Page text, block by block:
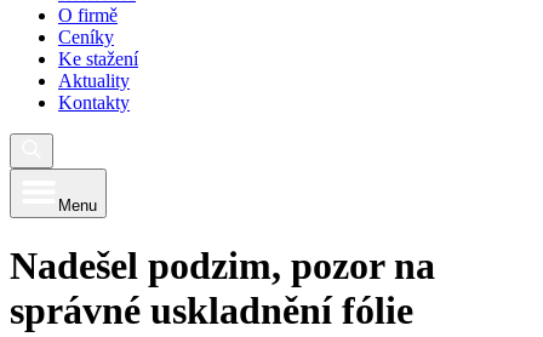
O firmě
Ceníky
Ke stažení
Aktuality
Kontakty
Menu
Nadešel podzim, pozor na
správné uskladnění fólie